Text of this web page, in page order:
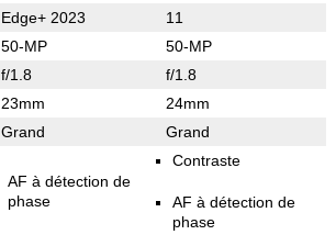
Edge+ 2023 11
50-MP 50-MP
f/1.8 f/1.8
23mm 24mm
Grand Grand
AF à détection de
phase
Contraste
AF à détection de
phase